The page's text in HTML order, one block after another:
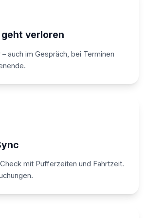
verloren
auch im Gespräch, bei Terminen
mit Pufferzeiten und Fahrtzeit.